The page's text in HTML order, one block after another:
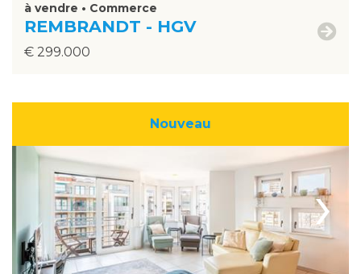
à vendre • Commerce
REMBRANDT - HGV
€ 299.000
Nouveau
›